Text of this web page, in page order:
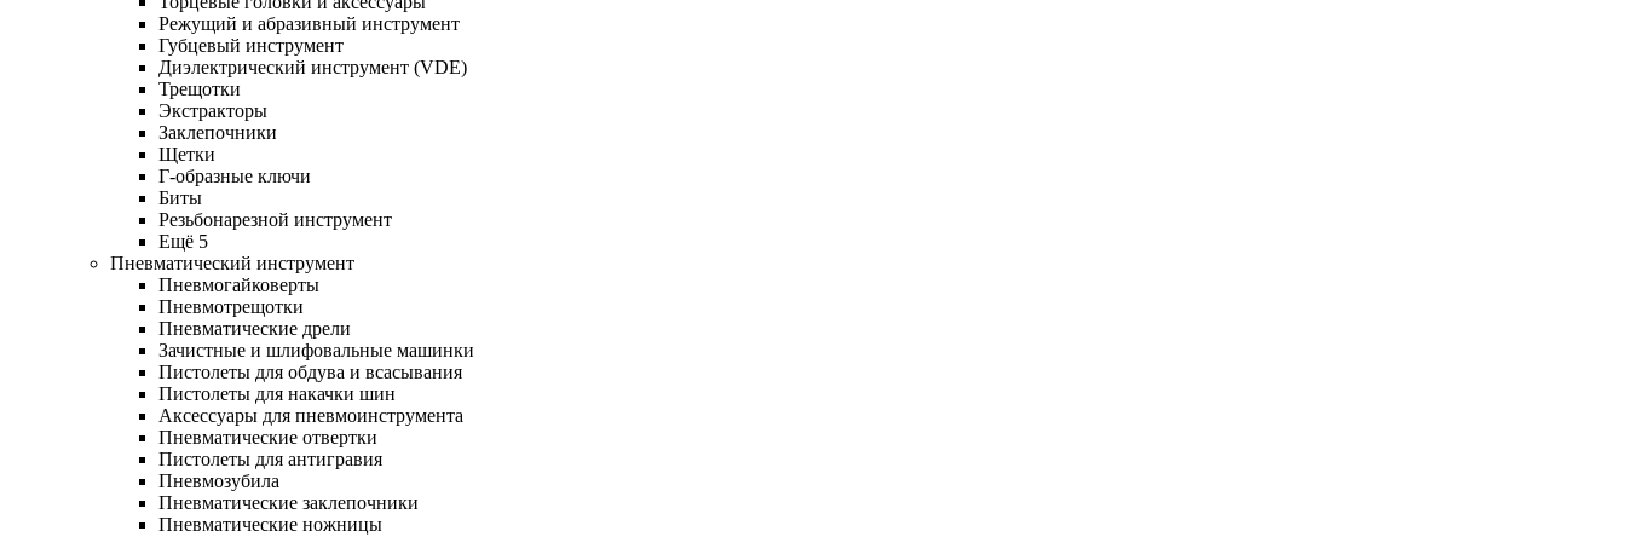
Режущий и абразивный инструмент
Губцевый инструмент
Диэлектрический инструмент (VDE)
Трещотки
Экстракторы
Заклепочники
Щетки
Г-образные ключи
Биты
Резьбонарезной инструмент
Ещё 5
Пневматический инструмент
Пневмогайковерты
Пневмотрещотки
Пневматические дрели
Зачистные и шлифовальные машинки
Пистолеты для обдува и всасывания
Пистолеты для накачки шин
Аксессуары для пневмоинструмента
Пневматические отвертки
Пистолеты для антигравия
Пневмозубила
Пневматические заклепочники
Пневматические ножницы